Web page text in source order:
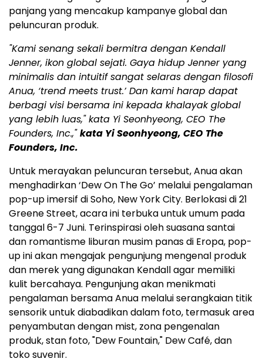
panjang yang mencakup kampanye global dan
peluncuran produk.
"Kami senang sekali bermitra dengan Kendall
Jenner, ikon global sejati. Gaya hidup Jenner yang
minimalis dan intuitif sangat selaras dengan filosofi
Anua, ‘trend meets trust.’ Dan kami harap dapat
berbagi visi bersama ini kepada khalayak global
yang lebih luas," kata Yi Seonhyeong, CEO The
Founders, Inc.,"kata Yi Seonhyeong, CEO The
Founders, Inc.
Untuk merayakan peluncuran tersebut, Anua akan
menghadirkan ‘Dew On The Go’ melalui pengalaman
pop-up imersif di Soho, New York City. Berlokasi di 21
Greene Street, acara ini terbuka untuk umum pada
tanggal 6-7 Juni. Terinspirasi oleh suasana santai
dan romantisme liburan musim panas di Eropa, pop-
up ini akan mengajak pengunjung mengenal produk
dan merek yang digunakan Kendall agar memiliki
kulit bercahaya. Pengunjung akan menikmati
pengalaman bersama Anua melalui serangkaian titik
sensorik untuk diabadikan dalam foto, termasuk area
penyambutan dengan mist, zona pengenalan
produk, stan foto, "Dew Fountain," Dew Café, dan
toko suvenir.